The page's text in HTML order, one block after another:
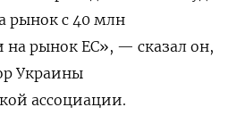
рынок с 40 млн
на рынок ЕС», — сказал он,
Украины
ассоциации.